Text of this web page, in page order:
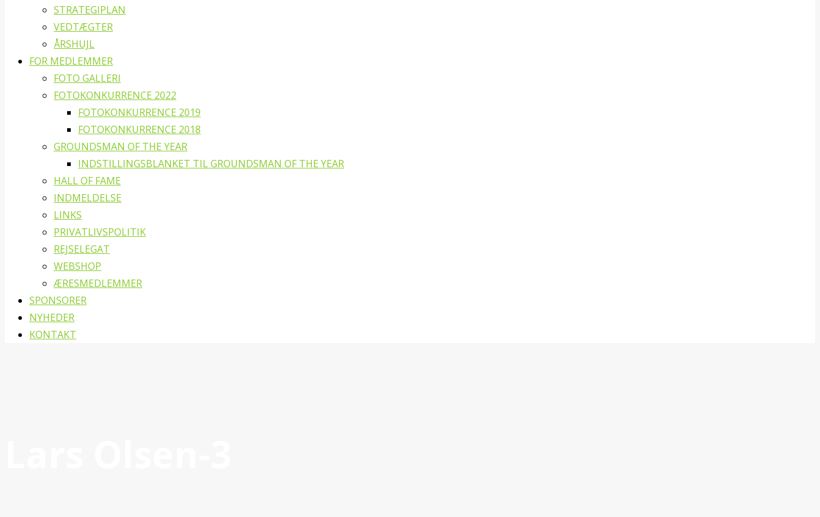
STRATEGIPLAN
VEDTÆGTER
ÅRSHUJL
FOR MEDLEMMER
FOTO GALLERI
FOTOKONKURRENCE 2022
FOTOKONKURRENCE 2019
FOTOKONKURRENCE 2018
GROUNDSMAN OF THE YEAR
INDSTILLINGSBLANKET TIL GROUNDSMAN OF THE YEAR
HALL OF FAME
INDMELDELSE
LINKS
PRIVATLIVSPOLITIK
REJSELEGAT
WEBSHOP
ÆRESMEDLEMMER
SPONSORER
NYHEDER
KONTAKT